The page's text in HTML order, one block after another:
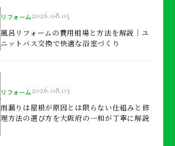
リフォーム2026.08.05
風呂リフォームの費用相場と方法を解説｜ユ
ニットバス交換で快適な浴室づくり
リフォーム 2026.08.03
雨漏りは屋根が原因とは限らない仕組みと修
理方法の選び方を大阪府の一和が丁寧に解説